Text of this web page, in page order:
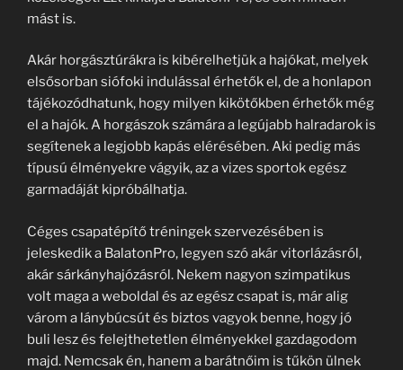
mást is.
Akár horgásztúrákra is kibérelhetjük a hajókat, melyek
elsősorban siófoki indulással érhetők el, de a honlapon
tájékozódhatunk, hogy milyen kikötőkben érhetők még
el a hajók. A horgászok számára a legújabb halradarok is
segítenek a legjobb kapás elérésében. Aki pedig más
típusú élményekre vágyik, az a vizes sportok egész
garmadáját kipróbálhatja.
Céges csapatépítő tréningek szervezésében is
jeleskedik a BalatonPro, legyen szó akár vitorlázásról,
akár sárkányhajózásról. Nekem nagyon szimpatikus
volt maga a weboldal és az egész csapat is, már alig
várom a lánybúcsút és biztos vagyok benne, hogy jó
buli lesz és felejthetetlen élményekkel gazdagodom
majd. Nemcsak én, hanem a barátnőim is tűkön ülnek